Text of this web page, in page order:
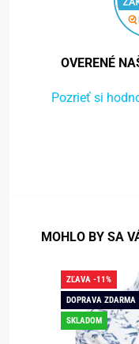
OVERENÉ
Pozrieť si
MOHLO BY SA
ZĽAVA -11%
DOPRAVA ZDARMA
SKLADOM